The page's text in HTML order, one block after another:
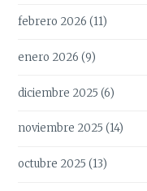
febrero 2026 (11)
enero 2026 (9)
diciembre 2025 (6)
noviembre 2025 (14)
octubre 2025 (13)